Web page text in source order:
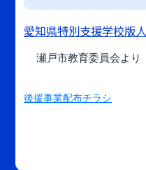
愛知県特別支援学校版
瀬戸市教育委員会より
後援事業配布チラシ